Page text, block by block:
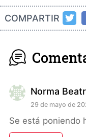
COMPARTIR
Norma
29 de mayo de
Se está poniendo